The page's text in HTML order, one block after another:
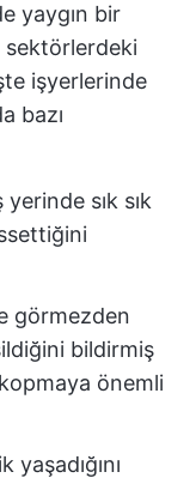
yaygın bir
sektörlerdeki
işyerlerinde
bazı
yerinde sık sık
görmezden
bildirmiş
önemli
yaşadığını